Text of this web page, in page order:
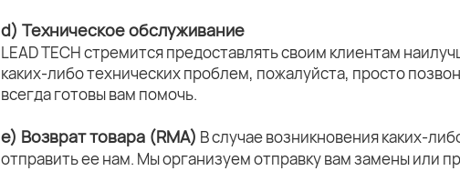
d) Техническое обслуживание
LEAD TECH стремится предоставлять своим клиентам
каких-либо технических проблем, пожалуйста, просто
всегда готовы вам помочь.
e) Возврат товара (RMA) В случае возникновения каких-
отправить ее нам. Мы организуем отправку вам замены или